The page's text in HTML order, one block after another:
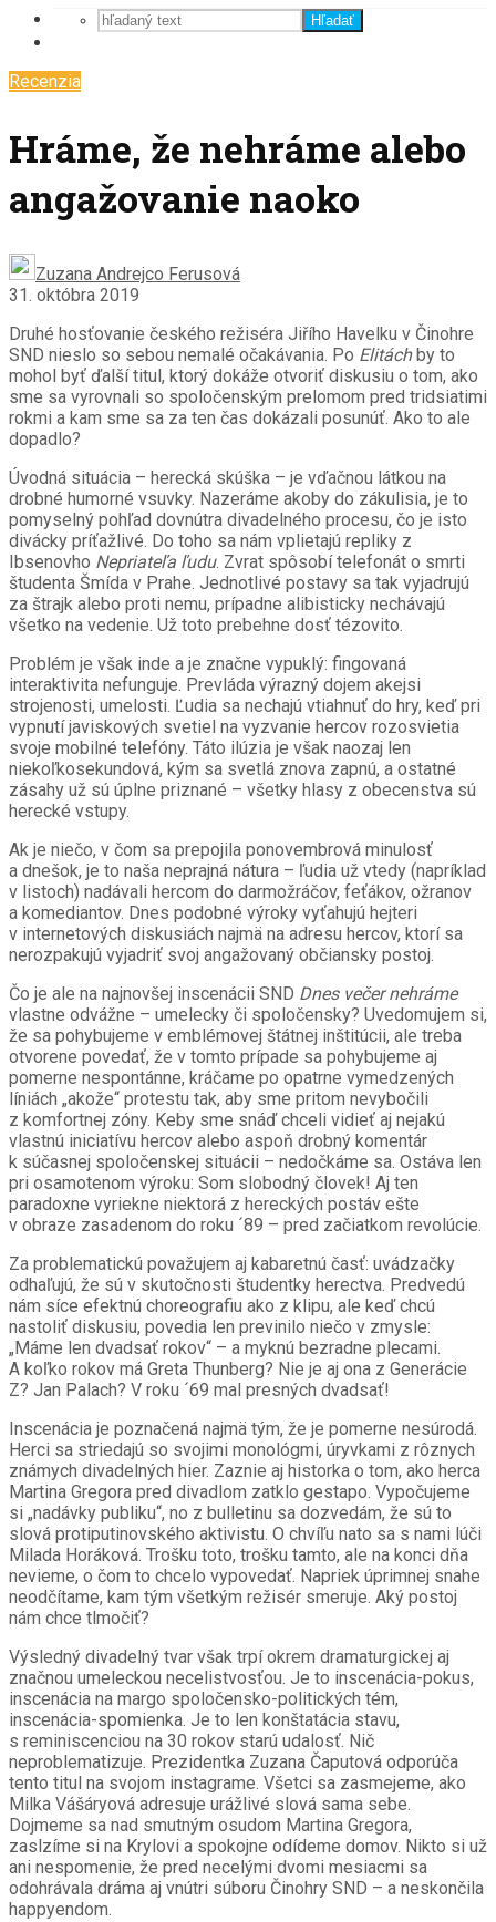
Hľadať
Recenzia
Hráme, že nehráme alebo
angažovanie naoko
Zuzana Andrejco Ferusová
31. októbra 2019
Druhé hosťovanie českého režiséra Jiřího Havelku v Činohre
SND nieslo so sebou nemalé očakávania. Po Elitáchby to
mohol byť ďalší titul, ktorý dokáže otvoriť diskusiu o tom, ako
sme sa vyrovnali so spoločenským prelomom pred tridsiatimi
rokmi a kam sme sa za ten čas dokázali posunúť. Ako to ale
dopadlo?
Úvodná situácia – herecká skúška – je vďačnou látkou na
drobné humorné vsuvky. Nazeráme akoby do zákulisia, je to
pomyselný pohľad dovnútra divadelného procesu, čo je isto
divácky príťažlivé. Do toho sa nám vplietajú repliky z
Ibsenovho Nepriateľa ľudu. Zvrat spôsobí telefonát o smrti
študenta Šmída v Prahe. Jednotlivé postavy sa tak vyjadrujú
za štrajk alebo proti nemu, prípadne alibisticky nechávajú
všetko na vedenie. Už toto prebehne dosť tézovito.
Problém je však inde a je značne vypuklý: fingovaná
interaktivita nefunguje. Prevláda výrazný dojem akejsi
strojenosti, umelosti. Ľudia sa nechajú vtiahnuť do hry, keď pri
vypnutí javiskových svetiel na vyzvanie hercov rozosvietia
svoje mobilné telefóny. Táto ilúzia je však naozaj len
niekoľkosekundová, kým sa svetlá znova zapnú, a ostatné
zásahy už sú úplne priznané – všetky hlasy z obecenstva sú
herecké vstupy.
Ak je niečo, v čom sa prepojila ponovembrová minulosť
a dnešok, je to naša neprajná nátura – ľudia už vtedy (napríklad
v listoch) nadávali hercom do darmožráčov, feťákov, ožranov
a komediantov. Dnes podobné výroky vyťahujú hejteri
v internetových diskusiách najmä na adresu hercov, ktorí sa
nerozpakujú vyjadriť svoj angažovaný občiansky postoj.
Čo je ale na najnovšej inscenácii SND Dnes večer nehráme
vlastne odvážne – umelecky či spoločensky? Uvedomujem si,
že sa pohybujeme v emblémovej štátnej inštitúcii, ale treba
otvorene povedať, že v tomto prípade sa pohybujeme aj
pomerne nespontánne, kráčame po opatrne vymedzených
líniách „akože“ protestu tak, aby sme pritom nevybočili
z komfortnej zóny. Keby sme snáď chceli vidieť aj nejakú
vlastnú iniciatívu hercov alebo aspoň drobný komentár
k súčasnej spoločenskej situácii – nedočkáme sa. Ostáva len
pri osamotenom výroku: Som slobodný človek! Aj ten
paradoxne vyriekne niektorá z hereckých postáv ešte
v obraze zasadenom do roku ´89 – pred začiatkom revolúcie.
Za problematickú považujem aj kabaretnú časť: uvádzačky
odhaľujú, že sú v skutočnosti študentky herectva. Predvedú
nám síce efektnú choreografiu ako z klipu, ale keď chcú
nastoliť diskusiu, povedia len previnilo niečo v zmysle:
„Máme len dvadsať rokov“ – a myknú bezradne plecami.
A koľko rokov má Greta Thunberg? Nie je aj ona z Generácie
Z? Jan Palach? V roku ´69 mal presných dvadsať!
Inscenácia je poznačená najmä tým, že je pomerne nesúrodá.
Herci sa striedajú so svojimi monológmi, úryvkami z rôznych
známych divadelných hier. Zaznie aj historka o tom, ako herca
Martina Gregora pred divadlom zatklo gestapo. Vypočujeme
si „nadávky publiku“, no z bulletinu sa dozvedám, že sú to
slová protiputinovského aktivistu. O chvíľu nato sa s nami lúči
Milada Horáková. Trošku toto, trošku tamto, ale na konci dňa
nevieme, o čom to chcelo vypovedať. Napriek úprimnej snahe
neodčítame, kam tým všetkým režisér smeruje. Aký postoj
nám chce tlmočiť?
Výsledný divadelný tvar však trpí okrem dramaturgickej aj
značnou umeleckou necelistvosťou. Je to inscenácia-pokus,
inscenácia na margo spoločensko-politických tém,
inscenácia-spomienka. Je to len konštatácia stavu,
s reminiscenciou na 30 rokov starú udalosť. Nič
neproblematizuje. Prezidentka Zuzana Čaputová odporúča
tento titul na svojom instagrame. Všetci sa zasmejeme, ako
Milka Vášáryová adresuje urážlivé slová sama sebe.
Dojmeme sa nad smutným osudom Martina Gregora,
zaslzíme si na Krylovi a spokojne odídeme domov. Nikto si už
ani nespomenie, že pred necelými dvomi mesiacmi sa
odohrávala dráma aj vnútri súboru Činohry SND – a neskončila
happyendom.